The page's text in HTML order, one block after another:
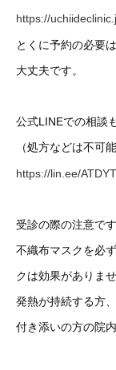
https://
とくに予約の必要
大丈夫です。
公式LINEでの相談
（処方などは不可
https://lin.ee/
受診の際の注意で
不織布マスクを必
クは効果がありませ
発熱が持続する方
付き添いの方の院